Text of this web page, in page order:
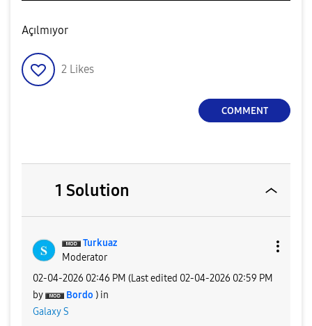
Açılmıyor
2 Likes
COMMENT
1 Solution
Turkuaz
Moderator
‎02-04-2026 02:46 PM (Last edited ‎02-04-2026 02:59 PM
by
Bordo ) in
Galaxy S